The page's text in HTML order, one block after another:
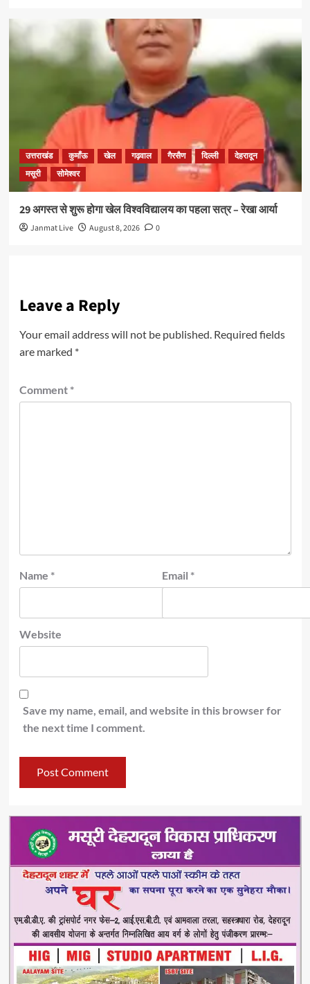
उत्तराखंड कुमाँऊ खेल गढ़वाल गैरसैण दिल्ली
देहरादून
मसूरी
सोमेश्वर
29 अगस्त से शुरू होगा खेल विश्वविद्यालय का पहला सत्र – रेखा आर्या
Janmat Live August 8, 2026 0
Leave a Reply
Your email address will not be published. Required fields
are marked *
Comment *
Name * Email *
Website
Save my name, email, and website in this browser for
the next time I comment.